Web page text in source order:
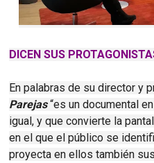
DICEN SUS
En palabras de su director y
Parejas“es un documental
igual, y que convierte la
en el que el público se
proyecta en ellos también